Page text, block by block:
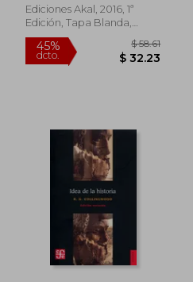
Ediciones Akal, 2016, 1ª
Edición, Tapa Blanda,
Nuevo